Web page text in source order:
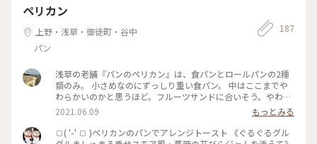
歴史は昭和13年まで続き、同年10月に最後の所有者の小倉未
亡人から東京市に寄付され、翌14年7月に東京市が有料で制限
公開を開始しました。なお、昭和53年10月に文化財保護法に
より国の名勝及び史跡の指定を受けました。 〜〜〜〜〜〜
は、一説では、「梅は百花に魁けて咲く」または「四季百花の
乱れ咲く園」という意味でつけられたものです。 百花園は当時
の一流文化人達の手で造られた、庶民的で、文人趣味豊かな庭
に寄付され、翌14年7月に東京市が有料で制限公開を開始しま
した。なお、昭和53年10月に文化財保護法により国の名勝及
び史跡の指定を受けました。 〜〜〜〜〜〜
ペリカン
上野・浅草・御徒町・谷中
パン
187
浅草の老舗『パンのペリカン』は、食パンとロールパンの2種
類のみ。 小さめなのにずっしり重い食パン。 中はここまでや
わらかいのかと思うほど。フルーツサンドに合いそう。やわら
かいけど、モチモチ食感。 カリカリにトーストすると中はフワ
ッとして、バターも合う。 毎日食べられる飽きのこないパン。
さすが、“時代が変わっても変わらない味”。 #浅草#ペリカン#
パン屋#田原町#パン#パンのペリカン
2021.06.09
もっとみる
🍞( '-' 🍞 )ペリカンのパンでアレンジトースト 《ぐるぐるグル